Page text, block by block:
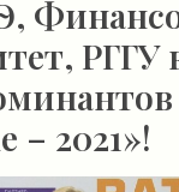
РГГУ
– 2021»!